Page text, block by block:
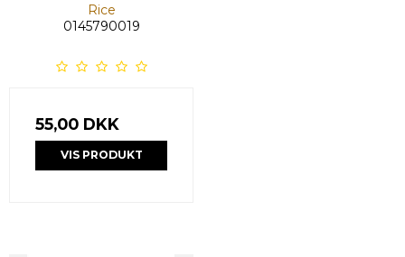
Rice
0145790019
55,00 DKK
VIS PRODUKT